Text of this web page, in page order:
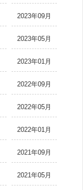
2023年09月
2023年05月
2023年01月
2022年09月
2022年05月
2022年01月
2021年09月
2021年05月